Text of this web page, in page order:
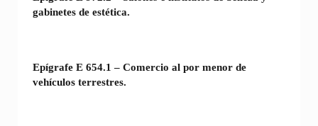
gabinetes de estética.
Epígrafe E 654.1 – Comercio al por menor de
vehículos terrestres.